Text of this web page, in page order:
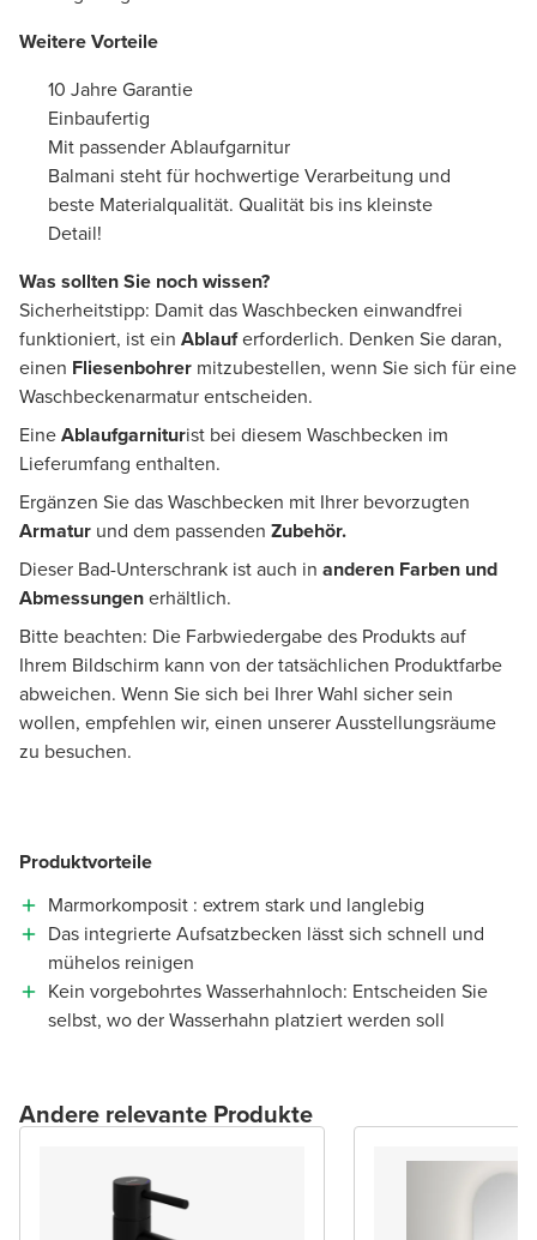
Weitere Vorteile
10 Jahre Garantie
Einbaufertig
Mit passender Ablaufgarnitur
Balmani steht für hochwertige Verarbeitung und
beste Materialqualität. Qualität bis ins kleinste
Detail!
Was sollten Sie noch wissen?
Sicherheitstipp: Damit das Waschbecken einwandfrei
funktioniert, ist ein Ablauferforderlich. Denken Sie daran,
einen Fliesenbohrer mitzubestellen, wenn Sie sich für eine
Waschbeckenarmatur entscheiden.
EineAblaufgarniturist bei diesem Waschbecken im
Lieferumfang enthalten.
Ergänzen Sie das Waschbecken mit Ihrer bevorzugten
Armatur und dem passenden Zubehör.
Dieser Bad-Unterschrank ist auch in anderen Farben und
Abmessungenerhältlich.
Bitte beachten: Die Farbwiedergabe des Produkts auf
Ihrem Bildschirm kann von der tatsächlichen Produktfarbe
abweichen. Wenn Sie sich bei Ihrer Wahl sicher sein
wollen, empfehlen wir, einen unserer Ausstellungsräume
zu besuchen.
Produktvorteile
Marmorkomposit : extrem stark und langlebig
Das integrierte Aufsatzbecken lässt sich schnell und
mühelos reinigen
Kein vorgebohrtes Wasserhahnloch: Entscheiden Sie
selbst, wo der Wasserhahn platziert werden soll
Andere relevante Produkte